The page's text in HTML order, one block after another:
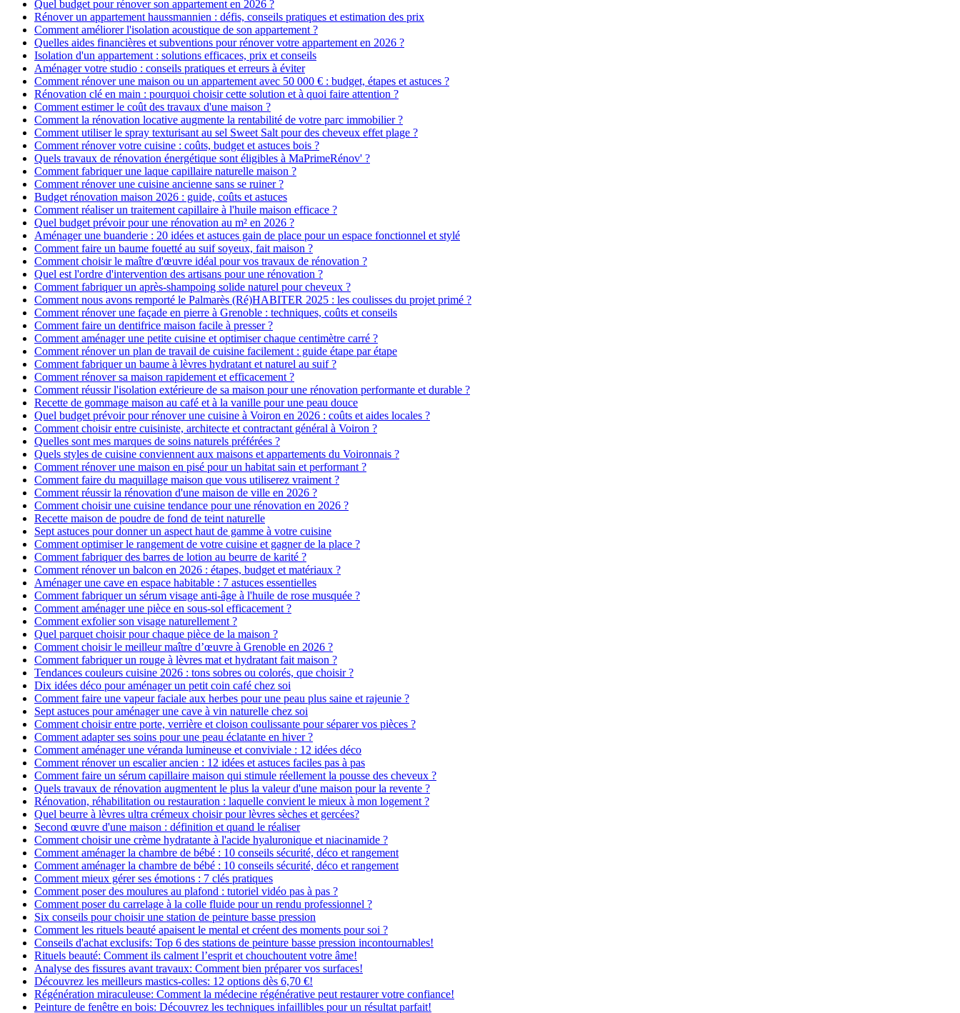
Quel budget pour rénover son appartement en 2026 ?
Rénover un appartement haussmannien : défis, conseils pratiques et estimation des prix
Comment améliorer l'isolation acoustique de son appartement ?
Quelles aides financières et subventions pour rénover votre appartement en 2026 ?
Isolation d'un appartement : solutions efficaces, prix et conseils
Aménager votre studio : conseils pratiques et erreurs à éviter
Comment rénover une maison ou un appartement avec 50 000 € : budget, étapes et astuces ?
Rénovation clé en main : pourquoi choisir cette solution et à quoi faire attention ?
Comment estimer le coût des travaux d'une maison ?
Comment la rénovation locative augmente la rentabilité de votre parc immobilier ?
Comment utiliser le spray texturisant au sel Sweet Salt pour des cheveux effet plage ?
Comment rénover votre cuisine : coûts, budget et astuces bois ?
Quels travaux de rénovation énergétique sont éligibles à MaPrimeRénov' ?
Comment fabriquer une laque capillaire naturelle maison ?
Comment rénover une cuisine ancienne sans se ruiner ?
Budget rénovation maison 2026 : guide, coûts et astuces
Comment réaliser un traitement capillaire à l'huile maison efficace ?
Quel budget prévoir pour une rénovation au m² en 2026 ?
Aménager une buanderie : 20 idées et astuces gain de place pour un espace fonctionnel et stylé
Comment faire un baume fouetté au suif soyeux, fait maison ?
Comment choisir le maître d'œuvre idéal pour vos travaux de rénovation ?
Quel est l'ordre d'intervention des artisans pour une rénovation ?
Comment fabriquer un après-shampoing solide naturel pour cheveux ?
Comment nous avons remporté le Palmarès (Ré)HABITER 2025 : les coulisses du projet primé ?
Comment rénover une façade en pierre à Grenoble : techniques, coûts et conseils
Comment faire un dentifrice maison facile à presser ?
Comment aménager une petite cuisine et optimiser chaque centimètre carré ?
Comment rénover un plan de travail de cuisine facilement : guide étape par étape
Comment fabriquer un baume à lèvres hydratant et naturel au suif ?
Comment rénover sa maison rapidement et efficacement ?
Comment réussir l'isolation extérieure de sa maison pour une rénovation performante et durable ?
Recette de gommage maison au café et à la vanille pour une peau douce
Quel budget prévoir pour rénover une cuisine à Voiron en 2026 : coûts et aides locales ?
Comment choisir entre cuisiniste, architecte et contractant général à Voiron ?
Quelles sont mes marques de soins naturels préférées ?
Quels styles de cuisine conviennent aux maisons et appartements du Voironnais ?
Comment rénover une maison en pisé pour un habitat sain et performant ?
Comment faire du maquillage maison que vous utiliserez vraiment ?
Comment réussir la rénovation d'une maison de ville en 2026 ?
Comment choisir une cuisine tendance pour une rénovation en 2026 ?
Recette maison de poudre de fond de teint naturelle
Sept astuces pour donner un aspect haut de gamme à votre cuisine
Comment optimiser le rangement de votre cuisine et gagner de la place ?
Comment fabriquer des barres de lotion au beurre de karité ?
Comment rénover un balcon en 2026 : étapes, budget et matériaux ?
Aménager une cave en espace habitable : 7 astuces essentielles
Comment fabriquer un sérum visage anti-âge à l'huile de rose musquée ?
Comment aménager une pièce en sous-sol efficacement ?
Comment exfolier son visage naturellement ?
Quel parquet choisir pour chaque pièce de la maison ?
Comment choisir le meilleur maître d’œuvre à Grenoble en 2026 ?
Comment fabriquer un rouge à lèvres mat et hydratant fait maison ?
Tendances couleurs cuisine 2026 : tons sobres ou colorés, que choisir ?
Dix idées déco pour aménager un petit coin café chez soi
Comment faire une vapeur faciale aux herbes pour une peau plus saine et rajeunie ?
Sept astuces pour aménager une cave à vin naturelle chez soi
Comment choisir entre porte, verrière et cloison coulissante pour séparer vos pièces ?
Comment adapter ses soins pour une peau éclatante en hiver ?
Comment aménager une véranda lumineuse et conviviale : 12 idées déco
Comment rénover un escalier ancien : 12 idées et astuces faciles pas à pas
Comment faire un sérum capillaire maison qui stimule réellement la pousse des cheveux ?
Quels travaux de rénovation augmentent le plus la valeur d'une maison pour la revente ?
Rénovation, réhabilitation ou restauration : laquelle convient le mieux à mon logement ?
Quel beurre à lèvres ultra crémeux choisir pour lèvres sèches et gercées?
Second œuvre d'une maison : définition et quand le réaliser
Comment choisir une crème hydratante à l'acide hyaluronique et niacinamide ?
Comment aménager la chambre de bébé : 10 conseils sécurité, déco et rangement
Comment aménager la chambre de bébé : 10 conseils sécurité, déco et rangement
Comment mieux gérer ses émotions : 7 clés pratiques
Comment poser des moulures au plafond : tutoriel vidéo pas à pas ?
Comment poser du carrelage à la colle fluide pour un rendu professionnel ?
Six conseils pour choisir une station de peinture basse pression
Comment les rituels beauté apaisent le mental et créent des moments pour soi ?
Conseils d'achat exclusifs: Top 6 des stations de peinture basse pression incontournables!
Rituels beauté: Comment ils calment l’esprit et chouchoutent votre âme!
Analyse des fissures avant travaux: Comment bien préparer vos surfaces!
Découvrez les meilleurs mastics-colles: 12 options dès 6,70 €!
Régénération miraculeuse: Comment la médecine régénérative peut restaurer votre confiance!
Peinture de fenêtre en bois: Découvrez les techniques infaillibles pour un résultat parfait!